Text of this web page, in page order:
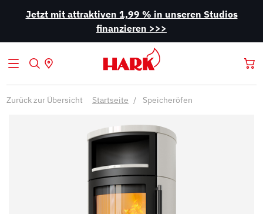
Jetzt mit attraktiven 1,99 % in unseren Studios
finanzieren >>>
Zurück zur Übersicht Startseite Speicheröfen